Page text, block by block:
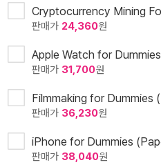
Cryptocurrency Mining
판매가 24,360원
Apple Watch for
판매가 31,700원
Filmmaking for Dummies
판매가 36,230원
iPhone for Dummies
판매가 38,040원